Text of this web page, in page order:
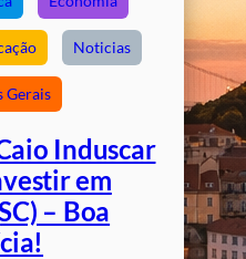
Noticias
Gerais
Induscar
em
– Boa